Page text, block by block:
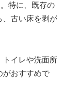
特に、既存の
、古い床を剥が
トイレや洗面所
がおすすめで